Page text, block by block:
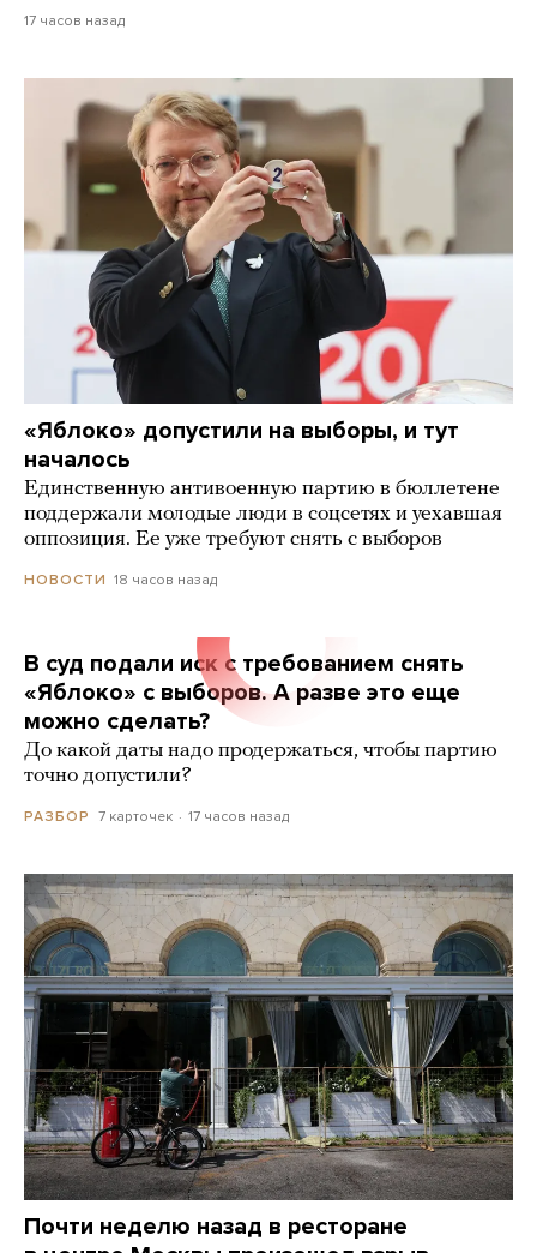
17 часов назад
«Яблоко» допустили на выборы, и тут
началось
Единственную антивоенную партию в бюллетене
поддержали молодые люди в соцсетях и уехавшая
оппозиция. Ее уже требуют снять с выборов
НОВОСТИ 18 часов назад
В суд подали иск с требованием снять
«Яблоко» с выборов. А разве это еще
можно сделать?
До какой даты надо продержаться, чтобы партию
точно допустили?
РАЗБОР 7 карточек 17 часов назад
Почти неделю назад в ресторане